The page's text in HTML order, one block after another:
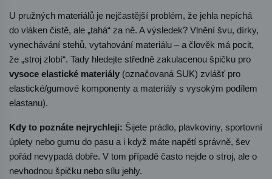
U pružných materiálů je nejčastější problém, že jehla nepíchá
do vláken čistě, ale „tahá“ za ně. A výsledek? Vlnění švu, dírky,
vynechávání stehů, vytahování materiálu – a člověk má pocit,
vysoce elastické materiály (označovaná SUK) zvlášť pro
elastické/gumové komponenty a materiály s vysokým podílem
elastanu).
Kdy to poznáte nejrychleji: Šijete prádlo, plavkoviny, sportovní
úplety nebo gumu do pasu a i když máte napětí správně, šev
pořád nevypadá dobře. V tom případě často nejde o stroj, ale o
nevhodnou špičku nebo sílu jehly.